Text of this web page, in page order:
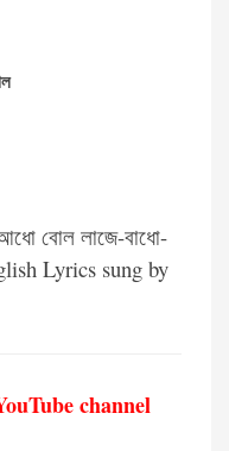
বোল লাজে-বাধো-
Lyrics sung by
channel